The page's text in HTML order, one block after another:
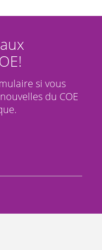
si vous
du COE